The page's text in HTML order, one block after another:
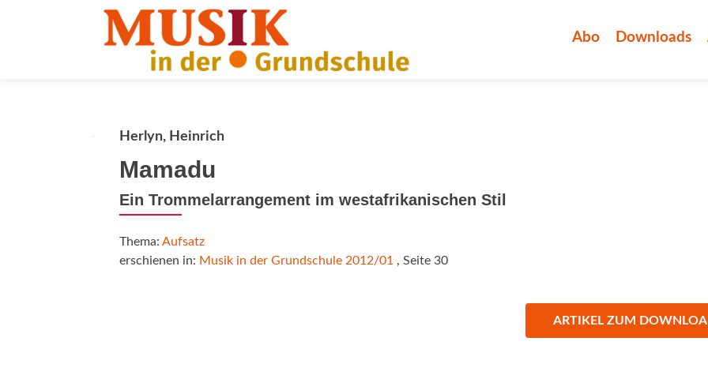
Abo Downloads
Herlyn, Heinrich
Mamadu
Ein Trommelarrangement im westafrikanischen Stil
Thema: Aufsatz
erschienen in: Musik in der Grundschule 2012/01 , Seite 30
ARTIKEL ZUM